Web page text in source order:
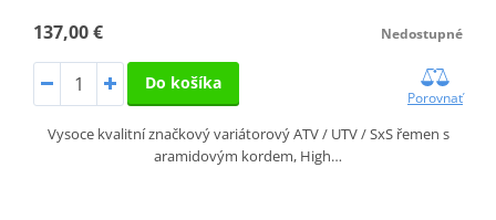
137,00 € Nedostupné
Do košíka
Porovnať
Vysoce kvalitní značkový variátorový ATV / UTV / SxS řemen s
aramidovým kordem, High…